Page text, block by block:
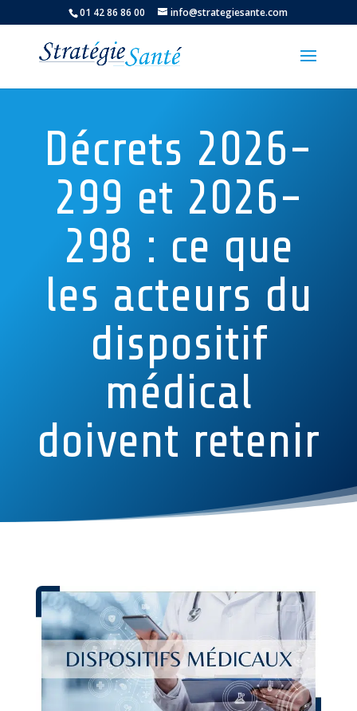
01 42 86 86 00 info@strategiesante.com
Décrets 2026-
299 et 2026-
298 : ce que
les acteurs du
dispositif
médical
doivent retenir